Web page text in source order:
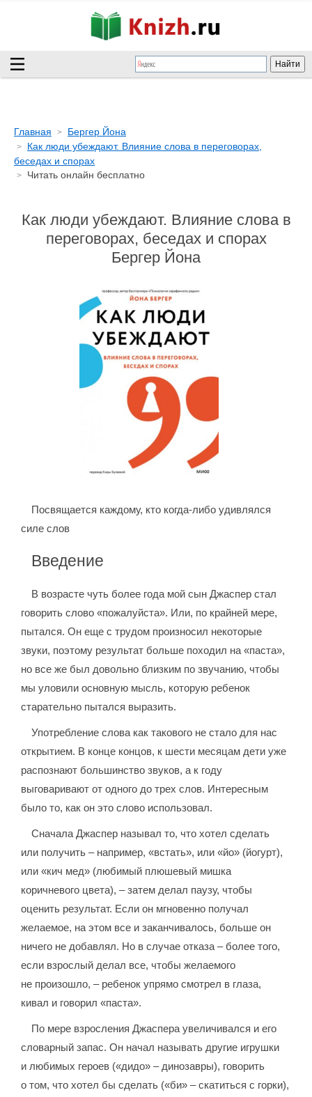
Главная
Бергер Йона
Как люди убеждают. Влияние слова в переговорах,
беседах и спорах
Читать онлайн бесплатно
Как люди убеждают. Влияние слова в
переговорах, беседах и спорах
Бергер Йона
Посвящается каждому, кто когда-либо удивлялся
силе слов
Введение
В возрасте чуть более года мой сын Джаспер стал
говорить слово «пожалуйста». Или, по крайней мере,
пытался. Он еще с трудом произносил некоторые
звуки, поэтому результат больше походил на «паста»,
но все же был довольно близким по звучанию, чтобы
мы уловили основную мысль, которую ребенок
старательно пытался выразить.
Употребление слова как такового не стало для нас
открытием. В конце концов, к шести месяцам дети уже
распознают большинство звуков, а к году
выговаривают от одного до трех слов. Интересным
было то, как он это слово использовал.
Сначала Джаспер называл то, что хотел сделать
или получить – например, «встать», или «йо» (йогурт),
или «кич мед» (любимый плюшевый мишка
коричневого цвета), – затем делал паузу, чтобы
оценить результат. Если он мгновенно получал
желаемое, на этом все и заканчивалось, больше он
ничего не добавлял. Но в случае отказа – более того,
если взрослый делал все, чтобы желаемого
не произошло, – ребенок упрямо смотрел в глаза,
кивал и говорил «паста».
По мере взросления Джаспера увеличивался и его
словарный запас. Он начал называть другие игрушки
и любимых героев («дидо» – динозавры), говорить
о том, что хотел бы сделать («би» – скатиться с горки),